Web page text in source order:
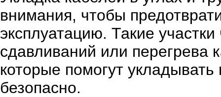
внимания, чтобы
эксплуатацию. Такие
сдавливаний или перегрева
которые помогут
безопасно.